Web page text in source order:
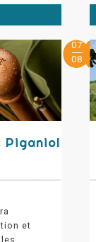
Piganiol
et
07
08